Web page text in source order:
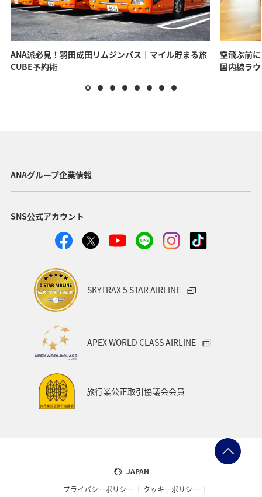
ANA派必見！羽田成田リムジンバス｜マイル貯まる旅
CUBE予約術
空飛ぶ前
国内線ラ
ANAグループ企業情報
SNS公式アカウント
SKYTRAX 5 STAR AIRLINE
APEX WORLD CLASS AIRLINE
旅行業公正取引協議会会員
JAPAN
プライバシーポリシー
クッキーポリシー